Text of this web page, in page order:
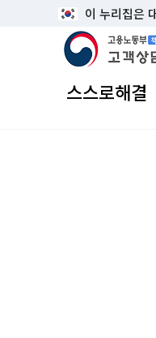
이 누리집은
고용노동부 책임
스스로해결